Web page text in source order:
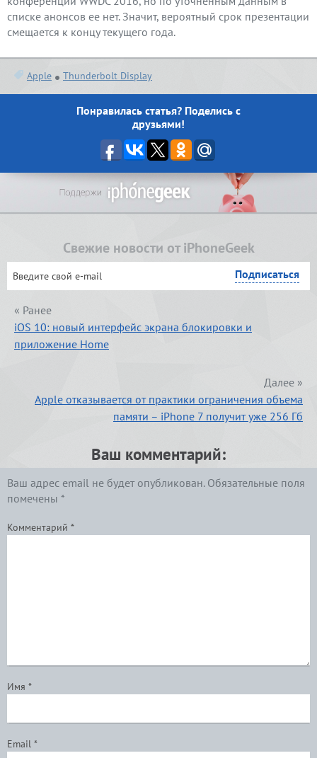
списке анонсов ее нет. Значит, вероятный срок презентации
смещается к концу текущего года.
Apple Thunderbolt Display
Понравилась статья? Поделись с
друзьями!
Свежие новости от iPhoneGeek
« Ранее
iOS 10: новый интерфейс экрана блокировки и
приложение Home
Далее »
Apple отказывается от практики ограничения объема
памяти – iPhone 7 получит уже 256 Гб
Ваш комментарий:
Ваш адрес email не будет опубликован. Обязательные поля
помечены *
Комментарий *
Имя *
Email *